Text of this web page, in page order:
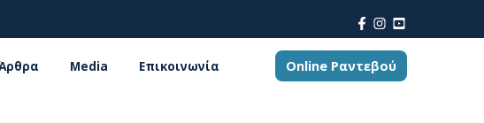
Media Επικοινωνία Online Ραντεβού